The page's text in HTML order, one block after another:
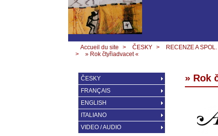
Accueil du site > ČESKY >
RECENZE A SPOL.
>
» Rok čtyřiadvacet «
» Rok
ČESKY
FRANÇAIS
ENGLISH
ITALIANO
VIDEO / AUDIO